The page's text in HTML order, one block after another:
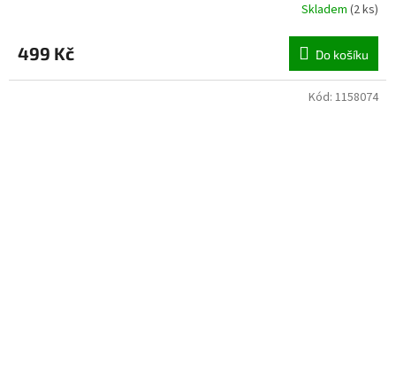
Skladem (2 ks)
499 Kč Do košíku
Kód: 1158074